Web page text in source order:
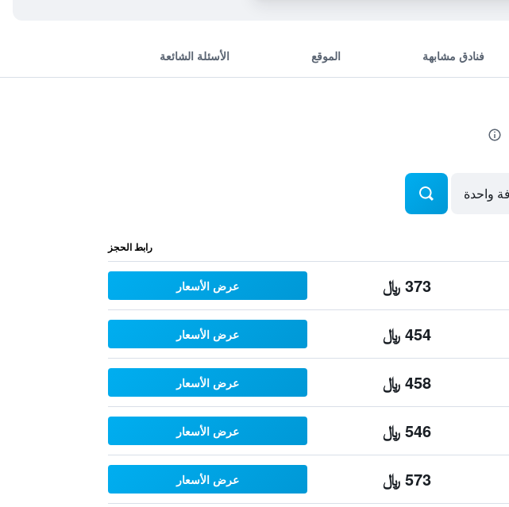
فنادق مشابهة الموقع الأسئلة الشائعة
رابط الحجز
373 ﷼ عرض الأسعار
454 ﷼ عرض الأسعار
458 ﷼ عرض الأسعار
546 ﷼ عرض الأسعار
573 ﷼ عرض الأسعار